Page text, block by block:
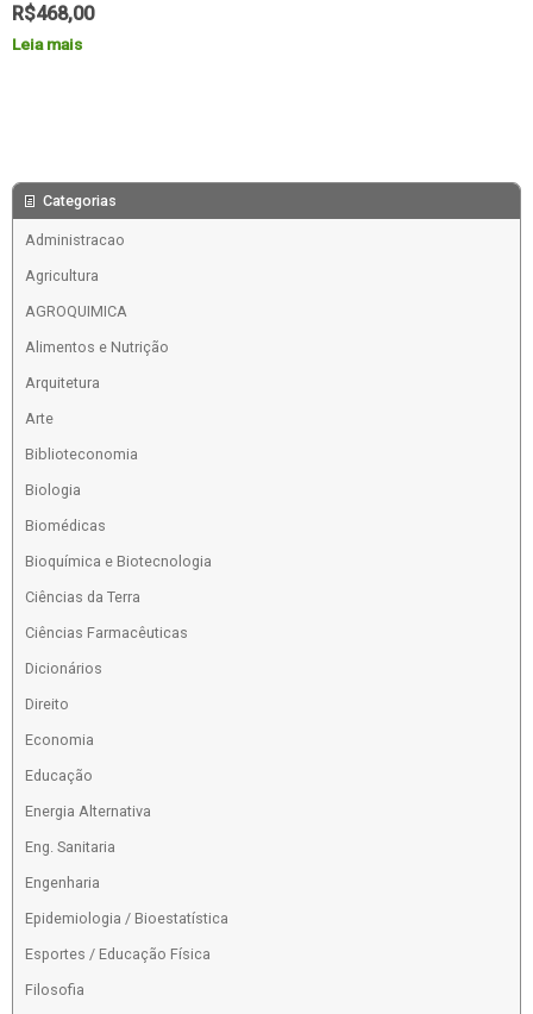
R$468,00
Leia mais
Categorias
Administracao
Agricultura
AGROQUIMICA
Alimentos e Nutrição
Arquitetura
Arte
Biblioteconomia
Biologia
Biomédicas
Bioquímica e Biotecnologia
Ciências da Terra
Ciências Farmacêuticas
Dicionários
Direito
Economia
Educação
Energia Alternativa
Eng. Sanitaria
Engenharia
Epidemiologia / Bioestatística
Esportes / Educação Física
Filosofia